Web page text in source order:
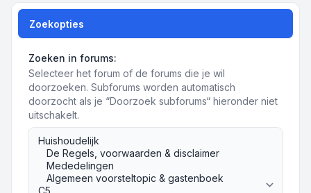
Zoekopties
Zoeken in forums:
Selecteer het forum of de forums die je wil
doorzoeken. Subforums worden automatisch
doorzocht als je “Doorzoek subforums“ hieronder niet
uitschakelt.